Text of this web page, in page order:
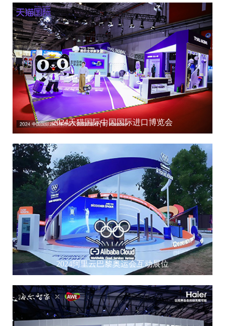
2024天猫国际中国国际进口博览会
2024阿里云巴黎奥运会互动展位